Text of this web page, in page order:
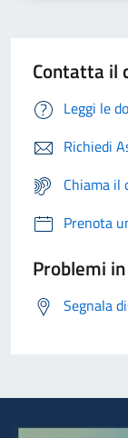
Contatta il
Leggi le
Richiedi
Chiama il
Prenota
Problemi
Segnala